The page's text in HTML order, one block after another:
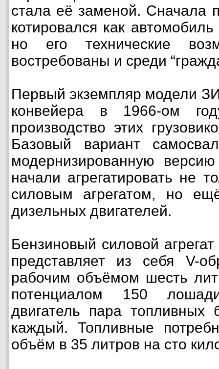
стала её заменой. Сначала
котировался как
но его технические
востребованы и среди
Первый экземпляр модели
конвейера в 1966-ом
производство этих
Базовый вариант
модернизированную
начали агрегатировать не
силовым агрегатом, но
дизельных двигателей.
Бензиновый силовой
представляет из себя V-
рабочим объёмом шесть
потенциалом 150
двигатель пара топливных
каждый. Топливные
объём в 35 литров на сто